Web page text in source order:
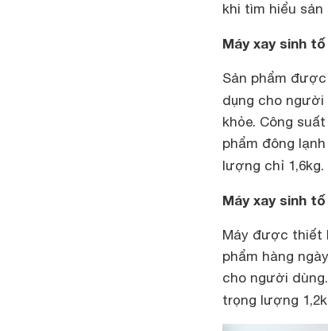
khi tìm hiểu sản
Máy xay sinh tố
Sản phẩm
dụng cho người
khỏe. Công
phẩm đông
lượng chỉ
Máy xay sinh
Máy được thiết
phẩm hàng
cho người
trọng lượng